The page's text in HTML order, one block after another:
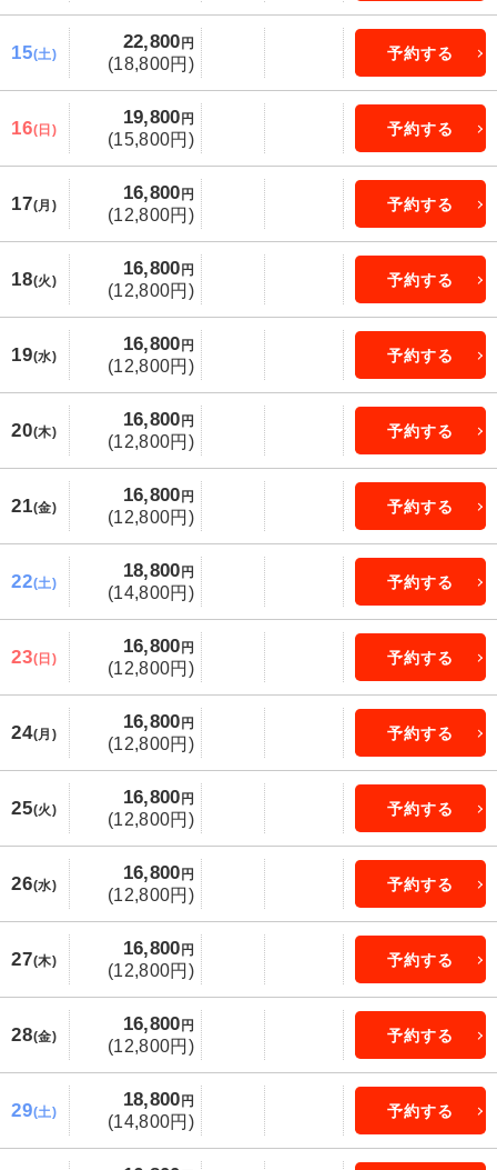
15(土)
22,800 円
(18,800円)
予約する
16(日)
19,800 円
(15,800円)
予約する
17(月)
16,800 円
(12,800円)
予約する
18(火)
16,800 円
(12,800円)
予約する
19(水)
16,800 円
(12,800円)
予約する
20(木)
16,800 円
(12,800円)
予約する
21(金)
16,800 円
(12,800円)
予約する
22(土)
18,800 円
(14,800円)
予約する
23(日)
16,800 円
(12,800円)
予約する
24(月)
16,800 円
(12,800円)
予約する
25(火)
16,800 円
(12,800円)
予約する
26(水)
16,800 円
(12,800円)
予約する
27(木)
16,800 円
(12,800円)
予約する
28(金)
16,800 円
(12,800円)
予約する
29(土)
18,800 円
(14,800円)
予約する